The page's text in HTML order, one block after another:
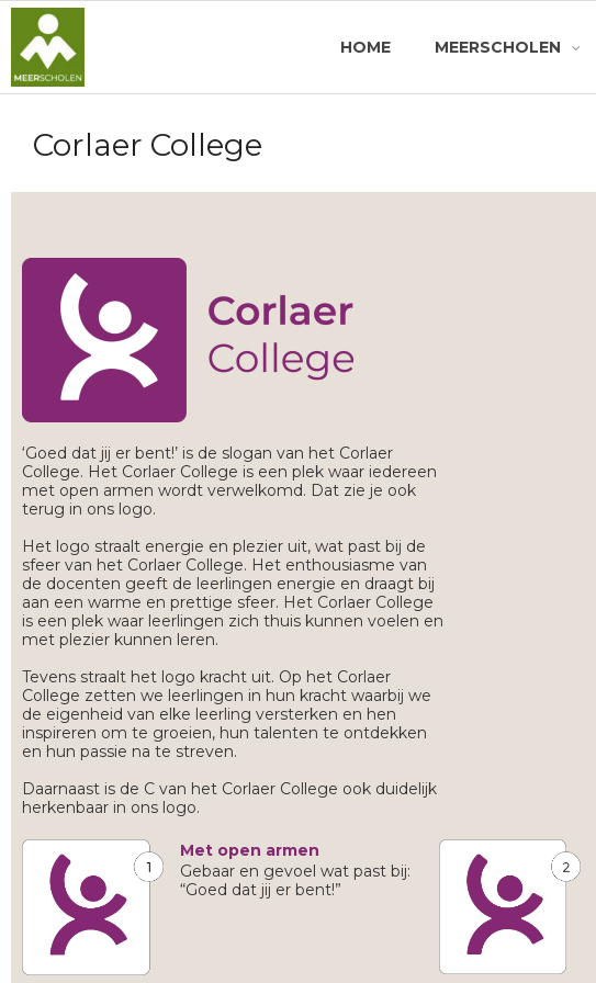
HOME MEERSCHOLEN
Corlaer College
‘Goed dat jij er bent!’ is de slogan van het Corlaer
College. Het Corlaer College is een plek waar iedereen
met open armen wordt verwelkomd. Dat zie je ook
terug in ons logo.
Het logo straalt energie en plezier uit, wat past bij de
sfeer van het Corlaer College. Het enthousiasme van
de docenten geeft de leerlingen energie en draagt bij
aan een warme en prettige sfeer. Het Corlaer College
is een plek waar leerlingen zich thuis kunnen voelen en
met plezier kunnen leren.
Tevens straalt het logo kracht uit. Op het Corlaer
College zetten we leerlingen in hun kracht waarbij we
de eigenheid van elke leerling versterken en hen
inspireren om te groeien, hun talenten te ontdekken
en hun passie na te streven.
Daarnaast is de C van het Corlaer College ook duidelijk
herkenbaar in ons logo.
Met open armen
Gebaar en gevoel wat past bij:
“Goed dat jij er bent!”